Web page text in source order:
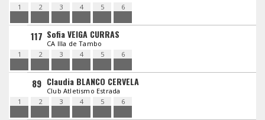
1
2 3 4 5 6
117 Sofia VEIGA CURRAS
CA Illa de Tambo
1
2 3 4 5 6
89 Claudia BLANCO CERVELA
Club Atletismo Estrada
1
2 3 4 5 6